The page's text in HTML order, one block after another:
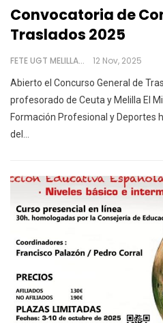
Convocatoria de
Traslados 2025
FETE UGT MELILLA 12 Nov, 2025
Abierto el Concurso General de
profesorado de Ceuta y Melilla El
Formación Profesional y Deportes
del …